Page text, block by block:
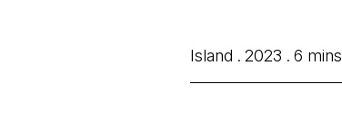
Island . 2023 . 6 mins